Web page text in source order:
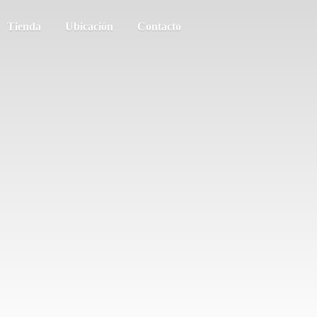
Tienda Ubicación Contacto